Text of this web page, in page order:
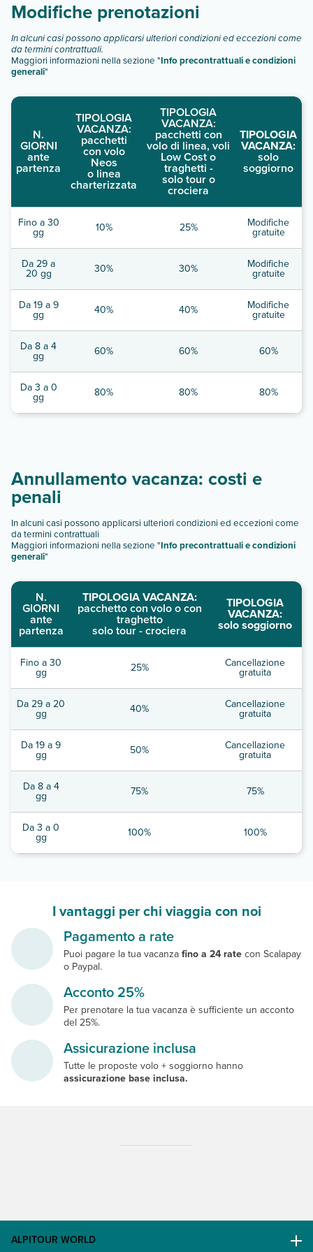
Modifiche prenotazioni
In alcuni casi possono applicarsi ulteriori condizioni ed eccezioni come
da termini contrattuali.
Maggiori informazioni nella sezione "Info precontrattuali e condizioni
generali"
N.
GIORNI
ante
partenza
TIPOLOGIA
VACANZA:
pacchetti
con volo
Neos
o linea
charterizzata
TIPOLOGIA
VACANZA:
pacchetti con
volo di linea, voli
Low Cost o
traghetti -
solo tour o
crociera
TIPOLOGIA
VACANZA:
solo
soggiorno
Fino a 30
gg 10% 25% Modifiche
gratuite
Da 29 a
20 gg 30% 30% Modifiche
gratuite
Da 19 a 9
gg 40% 40% Modifiche
gratuite
Da 8 a 4
gg 60% 60% 60%
Da 3 a 0
gg 80% 80% 80%
Annullamento vacanza: costi e
penali
In alcuni casi possono applicarsi ulteriori condizioni ed eccezioni come
da termini contrattuali
Maggiori informazioni nella sezione "Info precontrattuali e condizioni
generali"
N.
GIORNI
ante
partenza
TIPOLOGIA VACANZA:
pacchetto con volo o con
traghetto
solo tour - crociera
TIPOLOGIA
VACANZA:
solo soggiorno
Fino a 30
gg 25% Cancellazione
gratuita
Da 29 a 20
gg 40% Cancellazione
gratuita
Da 19 a 9
gg 50% Cancellazione
gratuita
Da 8 a 4
gg 75% 75%
Da 3 a 0
gg 100% 100%
I vantaggi per chi viaggia con noi
Pagamento a rate
Puoi pagare la tua vacanzafino a 24 ratecon Scalapay
o Paypal.
Acconto 25%
Per prenotare la tua vacanza è sufficiente un acconto
del 25%.
Assicurazione inclusa
Tutte le proposte volo + soggiorno hanno
assicurazione base inclusa.
ALPITOUR WORLD